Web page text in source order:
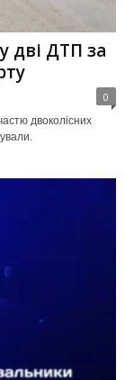
дві ДТП за
0
двоколісних